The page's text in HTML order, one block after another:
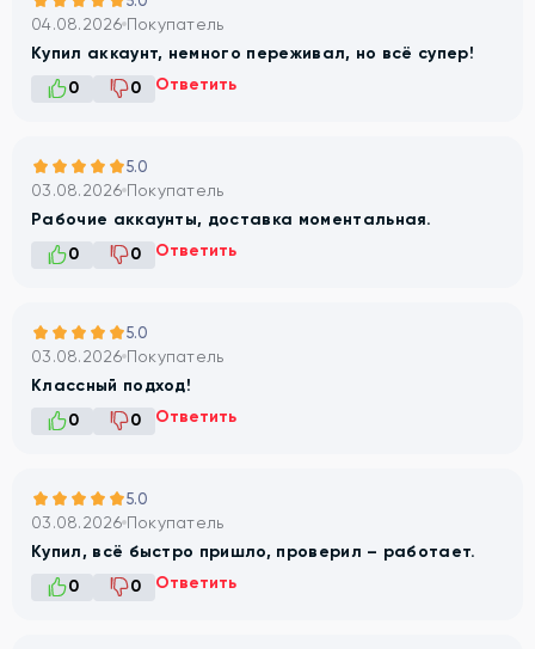
04.08.2026 Покупатель
Купил аккаунт, немного переживал, но всё супер!
0
0 Ответить
5.0
03.08.2026 Покупатель
Рабочие аккаунты, доставка моментальная.
0
0 Ответить
5.0
03.08.2026 Покупатель
Классный подход!
0
0 Ответить
5.0
03.08.2026 Покупатель
Купил, всё быстро пришло, проверил – работает.
0
0 Ответить